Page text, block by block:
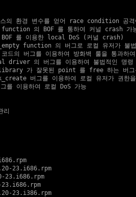
스의 환경 변수를 얻어 race condition 공격
의 BOF 를 통하여 커널 crash 가
를 이용한 local DoS (커널 crash)
function 의 버그로 로컬 유저가 불
의 버그를 이용하여 방화벽 룰을 통과하
driver 의 버그를 이용하여 불법적인 명령
가 잘못된 point 를 free 하는 버그
버그를 이용하여 로컬 유저가 권한
를 이용하여 로컬 DoS 가능
23.i686.rpm
23.i686.rpm
23.i386.rpm